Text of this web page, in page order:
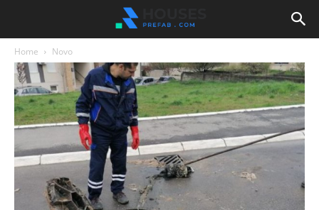
Home Novo